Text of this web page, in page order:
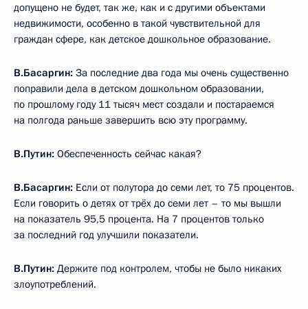
допущено не будет, так же, как и с другими объектами
недвижимости, особенно в такой чувствительной для
граждан сфере, как детское дошкольное образование.
В.Басаргин: За последние два года мы очень существенно
поправили дела в детском дошкольном образовании,
по прошлому году 11 тысяч мест создали и постараемся
на полгода раньше завершить всю эту программу.
В.Путин: Обеспеченность сейчас какая?
В.Басаргин: Если от полутора до семи лет, то 75 процентов.
Если говорить о детях от трёх до семи лет – то мы вышли
на показатель 95,5 процента. На 7 процентов только
за последний год улучшили показатели.
В.Путин: Держите под контролем, чтобы не было никаких
злоупотреблений.